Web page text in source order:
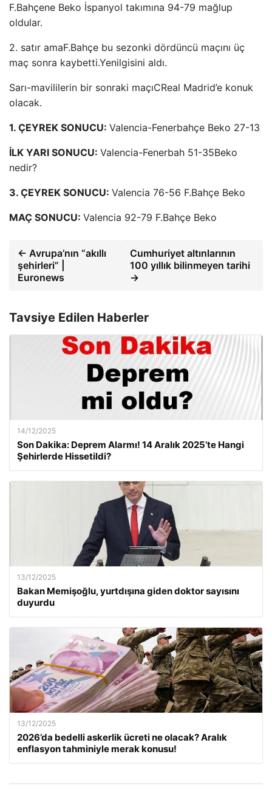
F.Bahçene Beko İspanyol takımına 94-79 mağlup
oldular.
2. satır amaF.Bahçe bu sezonki dördüncü maçını üç
maç sonra kaybetti.Yenilgisini aldı.
Sarı-mavililerin bir sonraki maçıCReal Madrid’e konuk
olacak.
1. ÇEYREK SONUCU: Valencia-Fenerbahçe Beko 27-13
İLK YARI SONUCU: Valencia-Fenerbah 51-35Beko
nedir?
3. ÇEYREK SONUCU: Valencia 76-56 F.Bahçe Beko
MAÇ SONUCU: Valencia 92-79 F.Bahçe Beko
← Avrupa’nın “akıllı
şehirleri” |
Euronews
Cumhuriyet altınlarının
100 yıllık bilinmeyen tarihi
→
Tavsiye Edilen Haberler
14/12/2025
Son Dakika: Deprem Alarmı! 14 Aralık 2025’te Hangi
Şehirlerde Hissetildi?
13/12/2025
Bakan Memişoğlu, yurtdışına giden doktor sayısını
duyurdu
13/12/2025
2026’da bedelli askerlik ücreti ne olacak? Aralık
enflasyon tahminiyle merak konusu!